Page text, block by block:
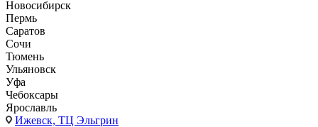
Новосибирск
Пермь
Саратов
Сочи
Тюмень
Ульяновск
Уфа
Чебоксары
Ярославль
Ижевск, ТЦ Эльгрин